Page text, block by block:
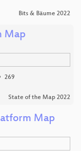
Bits & Bäume 2022
Map
269
State of the Map 2022
Map